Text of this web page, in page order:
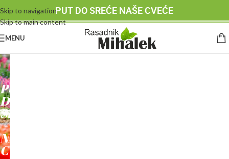
Skip to navigation
Skip to main content
PUT DO SREĆE NAŠE CVEĆE
MENU
RASADNIK
MIHALEK
PUT
DO
SREĆE
-
NAŠE
CVEĆE